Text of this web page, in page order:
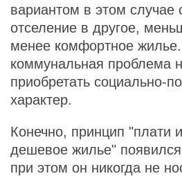
вариантом в этом случае
отселение в другое,
менее комфортное жилье.
коммунальная проблема
приобретать социально-
характер.
Конечно, принцип "плати
дешевое жилье"
при этом он никогда не